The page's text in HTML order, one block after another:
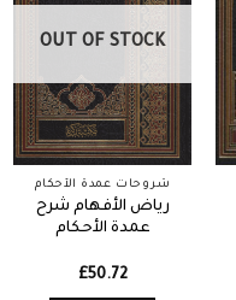
OUT OF STOCK
شروحات عمدة الأحكام
رياض الأفهام شرح
عمدة الأحكام
£50.72